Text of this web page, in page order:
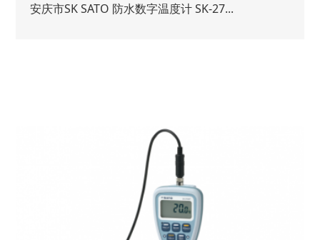
安庆市SK SATO 防水数字温度计 SK-27...